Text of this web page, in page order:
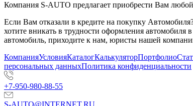
Компания S-AUTO предлагает приобрести Вам
Если Вам отказали в кредите на покупку
хотите вникать в трудности оформления
автомобиль, приходите к нам, юристы нашей
КомпанияУсловияКаталогКалькуляторПортфолио
персональных данныхПолитика конфиденциальности
+7-950-980-88-55